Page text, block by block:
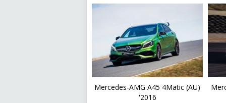
Mercedes-AMG A45 4Matic (AU)
'2016